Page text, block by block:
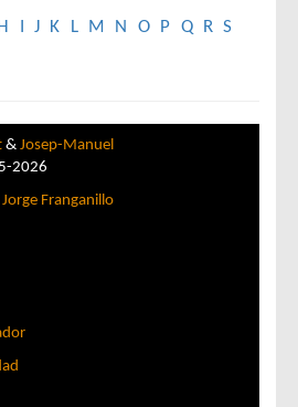
H J K L M N O P Q R S
& Josep-Manuel
2026
Jorge Franganillo